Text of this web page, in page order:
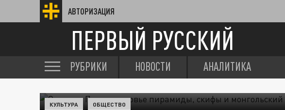
АВТОРИЗАЦИЯ
ПЕРВЫЙ РУССКИЙ
РУБРИКИ НОВОСТИ АНАЛИТИКА
КУЛЬТУРА ОБЩЕСТВО